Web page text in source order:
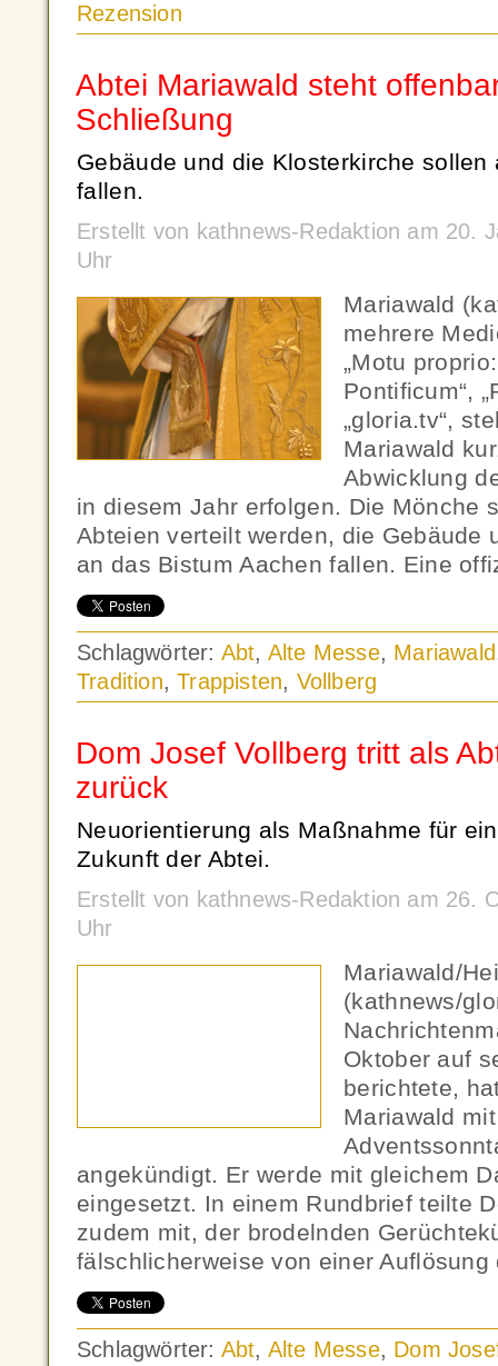
Rezension
Abtei Mariawald steht
Schließung
Gebäude und die Klosterkirche sollen
fallen.
Erstellt von kathnews-Redaktion am 20.
Uhr
Mariawald
mehrere
„Motu
Pontificum“,
„gloria.tv“,
Mariawald
Abwicklung
in diesem Jahr erfolgen. Die Mönche
Abteien verteilt werden, die Gebäude
an das Bistum Aachen fallen. Eine
Schlagwörter: Abt, Alte Messe, Mariawald
Tradition,Trappisten, Vollberg
Dom Josef Vollberg tritt als
zurück
Neuorientierung als Maßnahme für
Zukunft der Abtei.
Erstellt von kathnews-Redaktion am 26.
Uhr
Mariawald/
(kathnews/
Oktober auf
berichtete,
Mariawald
angekündigt. Er werde mit gleichem
eingesetzt. In einem Rundbrief teilte
zudem mit, der brodelnden
fälschlicherweise von einer
Schlagwörter: Abt, Alte Messe, Dom